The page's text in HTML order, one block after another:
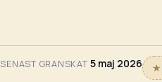
SENAST GRANSKAT5 maj 2026